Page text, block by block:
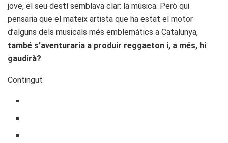
jove, el seu destí semblava clar: la música. Però qui
pensaria que el mateix artista que ha estat el motor
d’alguns dels musicals més emblemàtics a Catalunya,
també s’aventuraria a produir reggaeton i, a més, hi
gaudirà?
Contingut